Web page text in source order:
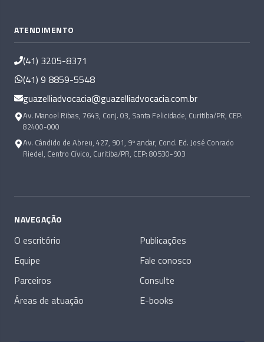
ATENDIMENTO
(41) 3205-8371
(41) 9 8859-5548
guazelliadvocacia@guazelliadvocacia.com.br
Av. Manoel Ribas, 7643, Conj. 03, Santa Felicidade, Curitiba/PR, CEP:
82400-000
Av. Cândido de Abreu, 427, 901, 9º andar, Cond. Ed. José Conrado
Riedel, Centro Cívico, Curitiba/PR, CEP: 80530-903
NAVEGAÇÃO
O escritório
Equipe
Parceiros
Áreas de atuação
Publicações
Fale conosco
Consulte
E-books